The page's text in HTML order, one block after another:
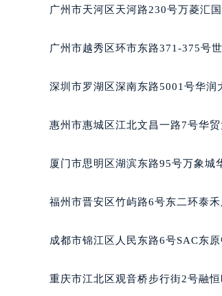
吉林省梅河口市新
吉林省松原市宁江
吉林省延边市延吉
辽宁省本溪市平山
辽宁省丹东市振兴
辽宁省阜新市海州
辽宁省锦州市古塔
辽宁省盘锦市兴隆
广州市天河区天河路230号万菱汇
广州市越秀区环市东路371-375号
深圳市罗湖区深南东路5001号华润
惠州市惠城区江北文昌一路7号华
厦门市思明区湖滨东路95号万象城
福州市晋安区竹屿路6号东二环泰
成都市锦江区人民东路6号SAC东
重庆市江北区观音桥步行街2号融